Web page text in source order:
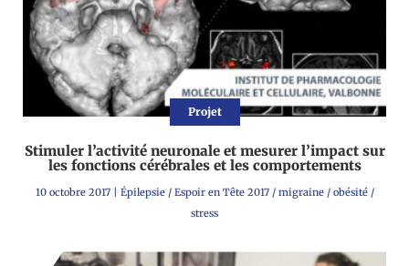
Projet
Stimuler l’activité neuronale et mesurer l’impact sur
les fonctions cérébrales et les comportements
10 octobre 2017| Épilepsie/ Espoir en Tête 2017/ migraine/ obésité/
stress